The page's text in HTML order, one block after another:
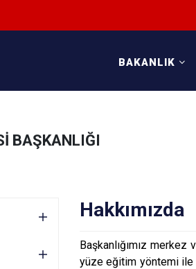
BAKANLIK
BAŞKANLIĞI
Hakkımızda
Başkanlığımız
yüze eğitim yöntemi ile